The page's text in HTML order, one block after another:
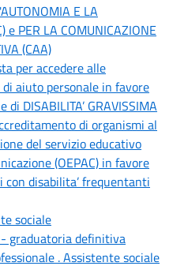
E LA
e PER LA COMUNICAZIONE
(CAA)
per accedere alle
aiuto personale in favore
DISABILITA’ GRAVISSIMA
di organismi al
del servizio educativo
(OEPAC) in favore
disabilita’ frequentanti
sociale
graduatoria definitiva
. Assistente sociale